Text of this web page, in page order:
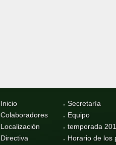
Inicio
Colaboradores
Localización
Directiva
Secretaría
Equipo
temporada
Horario de los